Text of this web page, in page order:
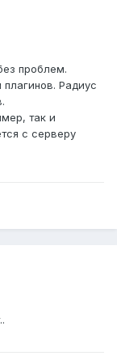
проблем.
Радиус
так и
с серверу